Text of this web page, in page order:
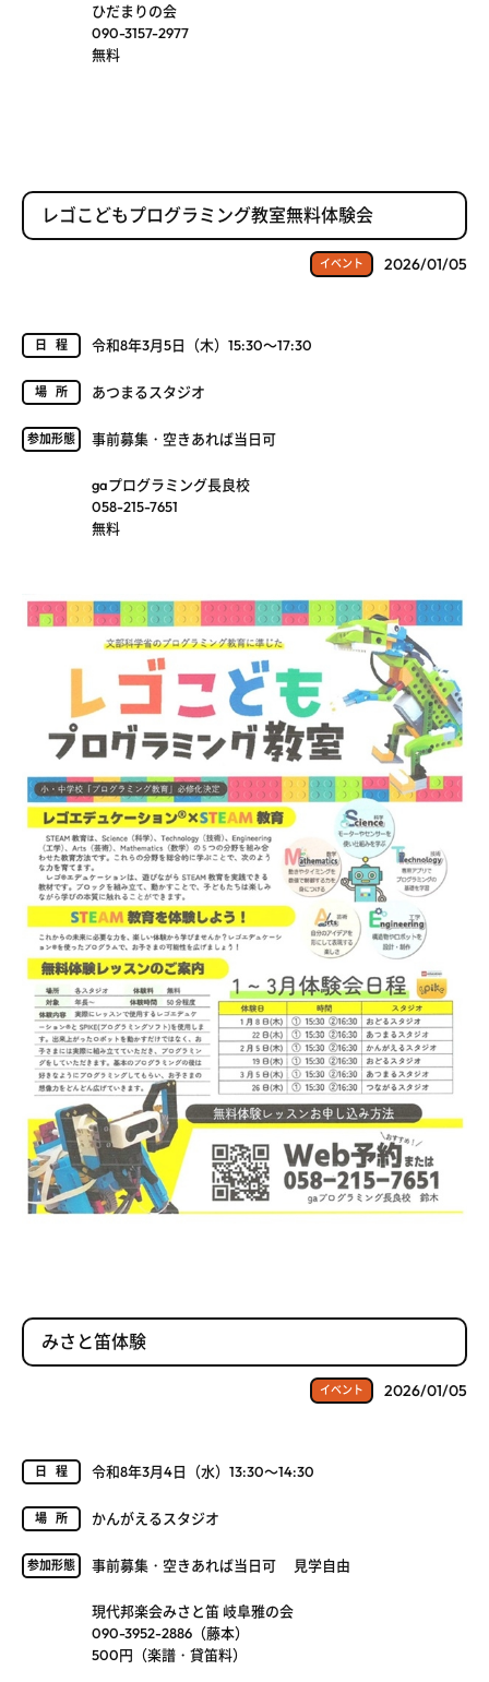
ひだまりの会
090-3157-2977
無料
レゴこどもプログラミング教室無料体験会
イベント 2026/01/05
日程 令和8年3月5日（木）15:30～17:30
場所 あつまるスタジオ
参加形態 事前募集・空きあれば当日可
gaプログラミング長良校
058-215-7651
無料
みさと笛体験
イベント 2026/01/05
日程 令和8年3月4日（水）13:30～14:30
場所 かんがえるスタジオ
参加形態 事前募集・空きあれば当日可 見学自由
現代邦楽会みさと笛 岐阜雅の会
090-3952-2886（藤本）
500円（楽譜・貸笛料）